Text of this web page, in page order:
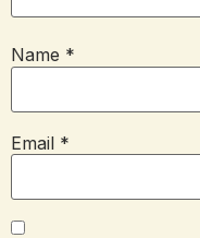
Name *
Email *